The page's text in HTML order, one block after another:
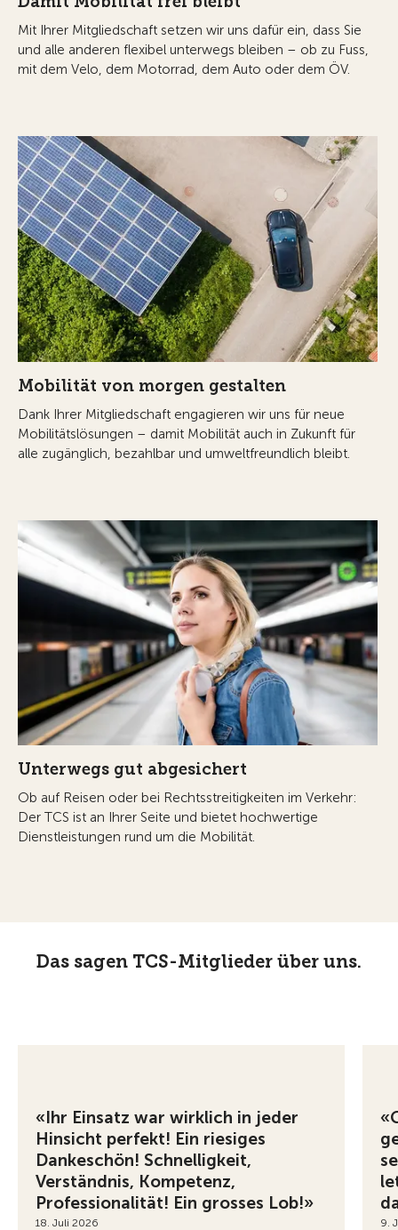
Mit Ihrer Mitgliedschaft setzen wir uns dafür ein, dass Sie
und alle anderen flexibel unterwegs bleiben – ob zu Fuss,
mit dem Velo, dem Motorrad, dem Auto oder dem ÖV.
Mobilität von morgen gestalten
Dank Ihrer Mitgliedschaft engagieren wir uns für neue
Mobilitätslösungen – damit Mobilität auch in Zukunft für
alle zugänglich, bezahlbar und umweltfreundlich bleibt.
Unterwegs gut abgesichert
Ob auf Reisen oder bei Rechtsstreitigkeiten im Verkehr:
Der TCS ist an Ihrer Seite und bietet hochwertige
Dienstleistungen rund um die Mobilität.
Das sagen TCS-Mitglieder über uns.
«Ihr Einsatz war wirklich in jeder
Hinsicht perfekt! Ein riesiges
Dankeschön! Schnelligkeit,
Verständnis, Kompetenz,
Professionalität! Ein grosses Lob!»
18. Juli 2026 9.